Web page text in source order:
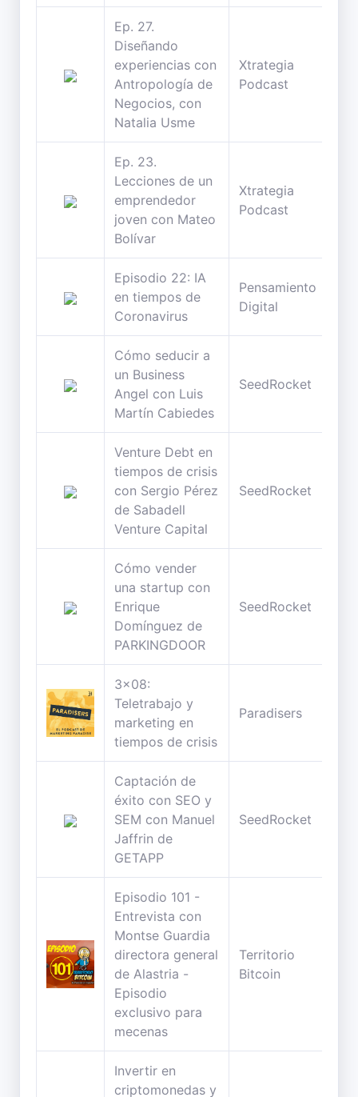
Ep. 27.
Diseñando
experiencias con
Antropología de
Negocios, con
Natalia Usme
Xtrategia
Podcast
Ep. 23.
Lecciones de un
emprendedor
joven con Mateo
Bolívar
Xtrategia
Podcast
Episodio 22: IA
en tiempos de
Coronavirus
Pensamiento
Digital
Cómo seducir a
un Business
Angel con Luis
Martín Cabiedes
SeedRocket
Venture Debt en
tiempos de crisis
con Sergio Pérez
de Sabadell
Venture Capital
SeedRocket
Cómo vender
una startup con
Enrique
Domínguez de
PARKINGDOOR
SeedRocket
3x08:
Teletrabajo y
marketing en
tiempos de crisis
Paradisers
Captación de
éxito con SEO y
SEM con Manuel
Jaffrin de
GETAPP
SeedRocket
Episodio 101 -
Entrevista con
Montse Guardia
directora general
de Alastria -
Episodio
exclusivo para
mecenas
Territorio
Bitcoin
Invertir en
criptomonedas y